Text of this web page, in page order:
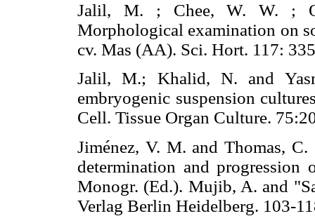
Jalil, M. ; Chee, W. W. ;
Morphological examination on
cv. Mas (AA). Sci. Hort.
Jalil, M.; Khalid, N. and
embryogenic suspension
Cell. Tissue Organ Culture.
Jiménez, V. M. and Thomas,
determination and progression
Monogr. (Ed.). Mujib, A. and
Verlag Berlin Heidelberg.